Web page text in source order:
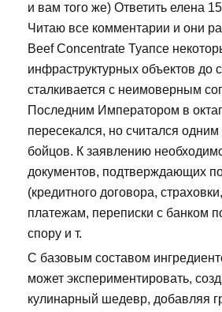
и вам того же) Ответить елена
Читаю все комментарии и они
Beef Concentrate Туапсе
инфраструктурных объектов до
сталкивается с неимоверным
Последним Императором в
пересекался, но считался
бойцов. К заявлению
документов, подтверждающих
(кредитного договора,
платежам, переписки с банком
спору и т.
С базовым составом
может экспериментировать,
кулинарный шедевр, добавляя